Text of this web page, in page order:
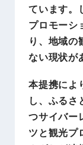
ています。
プロモーシ
り、地域の
ない現状が
本提携によ
し、ふるさ
つサイバー
ツと観光プ